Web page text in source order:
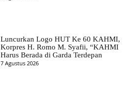
Luncurkan Logo HUT Ke 60 KAHMI,
Korpres H. Romo M. Syafii, “KAHMI
Harus Berada di Garda Terdepan
7 Agustus 2026